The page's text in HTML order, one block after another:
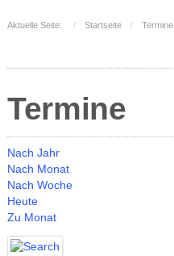
Aktuelle Seite: Startseite Termine
Termine
Nach Jahr
Nach Monat
Nach Woche
Heute
Zu Monat